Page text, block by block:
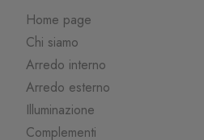
Home page
Chi siamo
Arredo interno
Arredo esterno
Illuminazione
Complementi